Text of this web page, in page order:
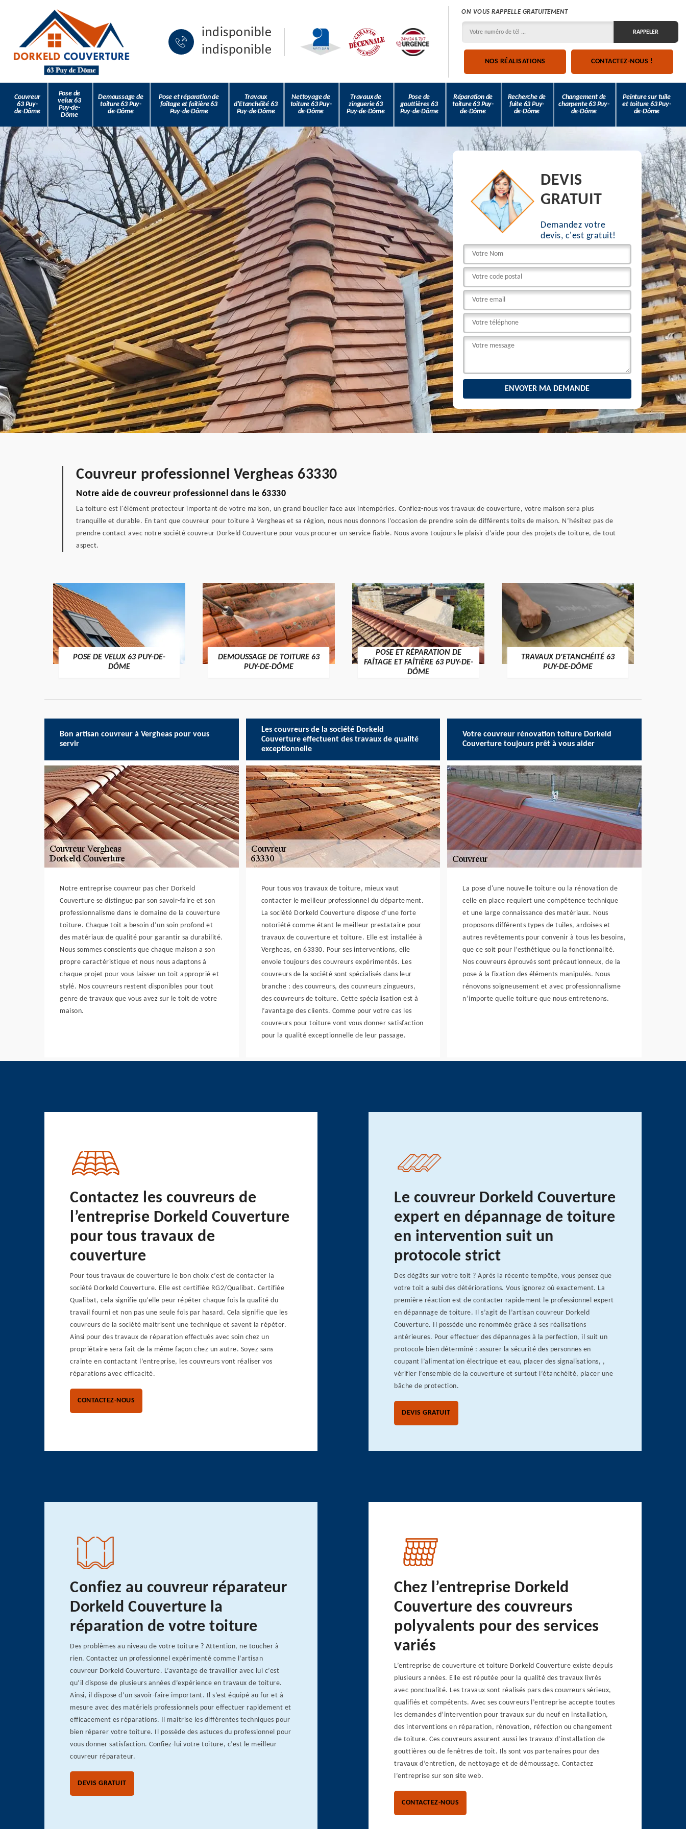
indisponible
indisponible
ON VOUS RAPPELLE GRATUITEMENT
NOS RÉALISATIONS CONTACTEZ-NOUS !
Couvreur
63 Puy-
de-Dôme
Pose de
velux 63
Puy-de-
Dôme
Demoussage de
toiture 63 Puy-
de-Dôme
Pose et réparation de
faîtage et faîtière 63
Puy-de-Dôme
Travaux
d'Etanchéité 63
Puy-de-Dôme
Nettoyage de
toiture 63 Puy-
de-Dôme
Travaux de
zinguerie 63
Puy-de-Dôme
Pose de
gouttières 63
Puy-de-Dôme
Réparation de
toiture 63 Puy-
de-Dôme
Recherche de
fuite 63 Puy-
de-Dôme
Changement de
charpente 63 Puy-
de-Dôme
Peinture sur tuile
et toiture 63 Puy-
de-Dôme
DEVIS
GRATUIT
Demandez votre
devis, c'est gratuit!
Couvreur professionnel Vergheas 63330
Notre aide de couvreur professionnel dans le 63330
La toiture est l'élément protecteur important de votre maison, un grand bouclier face aux intempéries. Confiez-nous vos travaux de couverture, votre maison sera plus
tranquille et durable. En tant que couvreur pour toiture à Vergheas et sa région, nous nous donnons l’occasion de prendre soin de différents toits de maison. N’hésitez pas de
prendre contact avec notre société couvreur Dorkeld Couverture pour vous procurer un service fiable. Nous avons toujours le plaisir d’aide pour des projets de toiture, de tout
aspect.
POSE DE VELUX 63 PUY-DE-
DÔME
DEMOUSSAGE DE TOITURE 63
PUY-DE-DÔME
POSE ET RÉPARATION DE
FAÎTAGE ET FAÎTIÈRE 63 PUY-DE-
DÔME
TRAVAUX D'ETANCHÉITÉ 63
PUY-DE-DÔME
Bon artisan couvreur à Vergheas pour vous
servir
Notre entreprise couvreur pas cher Dorkeld
Couverture se distingue par son savoir-faire et son
professionnalisme dans le domaine de la couverture
toiture. Chaque toit a besoin d’un soin profond et
des matériaux de qualité pour garantir sa durabilité.
Nous sommes conscients que chaque maison a son
propre caractéristique et nous nous adaptons à
chaque projet pour vous laisser un toit approprié et
stylé. Nos couvreurs restent disponibles pour tout
genre de travaux que vous avez sur le toit de votre
maison.
Les couvreurs de la société Dorkeld
Couverture effectuent des travaux de qualité
exceptionnelle
Pour tous vos travaux de toiture, mieux vaut
contacter le meilleur professionnel du département.
La société Dorkeld Couverture dispose d’une forte
notoriété comme étant le meilleur prestataire pour
travaux de couverture et toiture. Elle est installée à
Vergheas, en 63330. Pour ses interventions, elle
envoie toujours des couvreurs expérimentés. Les
couvreurs de la société sont spécialisés dans leur
branche : des couvreurs, des couvreurs zingueurs,
des couvreurs de toiture. Cette spécialisation est à
l’avantage des clients. Comme pour votre cas les
couvreurs pour toiture vont vous donner satisfaction
pour la qualité exceptionnelle de leur passage.
Votre couvreur rénovation toiture Dorkeld
Couverture toujours prêt à vous aider
La pose d'une nouvelle toiture ou la rénovation de
celle en place requiert une compétence technique
et une large connaissance des matériaux. Nous
proposons différents types de tuiles, ardoises et
autres revêtements pour convenir à tous les besoins,
que ce soit pour l’esthétique ou la fonctionnalité.
Nos couvreurs éprouvés sont précautionneux, de la
pose à la fixation des éléments manipulés. Nous
rénovons soigneusement et avec professionnalisme
n’importe quelle toiture que nous entretenons.
Contactez les couvreurs de
l’entreprise Dorkeld Couverture
pour tous travaux de
couverture
Pour tous travaux de couverture le bon choix c’est de contacter la
société Dorkeld Couverture. Elle est certifiée RG2/Qualibat. Certifiée
Qualibat, cela signifie qu’elle peur répéter chaque fois la qualité du
travail fourni et non pas une seule fois par hasard. Cela signifie que les
couvreurs de la société maitrisent une technique et savent la répéter.
Ainsi pour des travaux de réparation effectués avec soin chez un
propriétaire sera fait de la même façon chez un autre. Soyez sans
crainte en contactant l’entreprise, les couvreurs vont réaliser vos
réparations avec efficacité.
CONTACTEZ-NOUS
Le couvreur Dorkeld Couverture
expert en dépannage de toiture
en intervention suit un
protocole strict
Des dégâts sur votre toit ? Après la récente tempête, vous pensez que
votre toit a subi des détériorations. Vous ignorez où exactement. La
première réaction est de contacter rapidement le professionnel expert
en dépannage de toiture. Il s’agit de l’artisan couvreur Dorkeld
Couverture. Il possède une renommée grâce à ses réalisations
antérieures. Pour effectuer des dépannages à la perfection, il suit un
protocole bien déterminé : assurer la sécurité des personnes en
coupant l’alimentation électrique et eau, placer des signalisations, ,
vérifier l’ensemble de la couverture et surtout l’étanchéité, placer une
bâche de protection.
DEVIS GRATUIT
Confiez au couvreur réparateur
Dorkeld Couverture la
réparation de votre toiture
Des problèmes au niveau de votre toiture ? Attention, ne toucher à
rien. Contactez un professionnel expérimenté comme l’artisan
couvreur Dorkeld Couverture. L’avantage de travailler avec lui c’est
qu’il dispose de plusieurs années d’expérience en travaux de toiture.
Ainsi, il dispose d’un savoir-faire important. Il s’est équipé au fur et à
mesure avec des matériels professionnels pour effectuer rapidement et
efficacement es réparations. Il maitrise les différentes techniques pour
bien réparer votre toiture. Il possède des astuces du professionnel pour
vous donner satisfaction. Confiez-lui votre toiture, c’est le meilleur
couvreur réparateur.
DEVIS GRATUIT
Chez l’entreprise Dorkeld
Couverture des couvreurs
polyvalents pour des services
variés
L’entreprise de couverture et toiture Dorkeld Couverture existe depuis
plusieurs années. Elle est réputée pour la qualité des travaux livrés
avec ponctualité. Les travaux sont réalisés pars des couvreurs sérieux,
qualifiés et compétents. Avec ses couvreurs l’entreprise accepte toutes
les demandes d’intervention pour travaux sur du neuf en installation,
des interventions en réparation, rénovation, réfection ou changement
de toiture. Ces couvreurs assurent aussi les travaux d’installation de
gouttières ou de fenêtres de toit. Ils sont vos partenaires pour des
travaux d’entretien, de nettoyage et de démoussage. Contactez
l’entreprise sur son site web.
CONTACTEZ-NOUS